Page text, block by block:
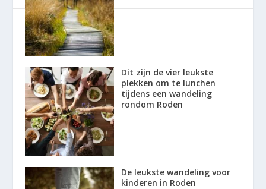
Dit zijn de vier leukste
plekken om te lunchen
tijdens een wandeling
rondom Roden
De leukste wandeling voor
kinderen in Roden